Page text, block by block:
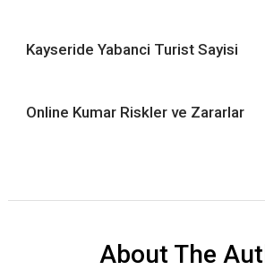
Kayseride Yabanci Turist Sayisi
Online Kumar Riskler ve Zararlar
About The